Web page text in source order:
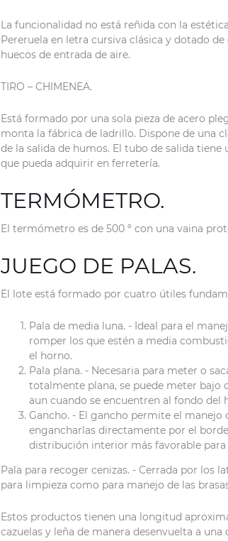
La funcionalidad no está reñida con la
Pereruela en letra cursiva clásica y dotado
huecos de entrada de aire.
TIRO – CHIMENEA.
Está formado por una sola pieza de acero
monta la fábrica de ladrillo. Dispone de una
de la salida de humos. El tubo de salida
que pueda adquirir en ferretería.
TERMÓMETRO.
El termómetro es de 500 º con una vaina
JUEGO DE PALAS.
El lote está formado por cuatro útiles
Pala de media luna. - Ideal para el
romper los que estén a media
el horno.
Pala plana. - Necesaria para meter o
totalmente plana, se puede meter bajo
aun cuando se encuentren al fondo del
Gancho. - El gancho permite el manejo
engancharlas directamente por el
distribución interior más favorable para
Pala para recoger cenizas. - Cerrada por los
para limpieza como para manejo de las
Estos productos tienen una longitud
cazuelas y leña de manera desenvuelta a